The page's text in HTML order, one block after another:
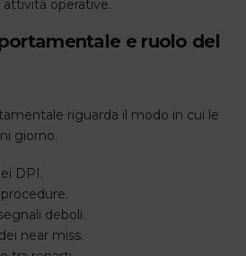
operative.
e ruolo del
riguarda il modo in cui le
giorno.
DPI.
deboli.
near miss.